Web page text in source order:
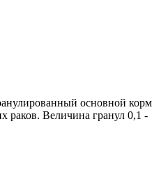
основной корм
раков. Величина гранул 0,1 -